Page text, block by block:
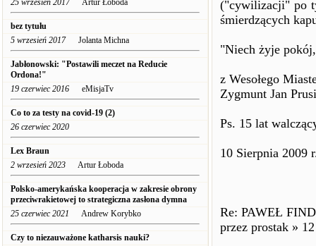
25 wrzesień 2017Artur Łoboda
bez tytułu
5 wrzesień 2017Jolanta Michna
Jabłonowski: "Postawili meczet na Reducie
Ordona!"
19 czerwiec 2016 eMisjaTv
Co to za testy na covid-19 (2)
26 czerwiec 2020
Lex Braun
2 wrzesień 2023 Artur Łoboda
Polsko-amerykańska kooperacja w zakresie obrony
przeciwrakietowej to strategiczna zasłona dymna
25 czerwiec 2021 Andrew Korybko
Czy to niezauważone katharsis nauki?
("cywilizacji" po
śmierdzących
"Niech żyje
z Wesołego
Zygmunt Jan
Ps. 15 lat
10 Sierpnia 2009
Re: PAWEŁ
przez prostak »